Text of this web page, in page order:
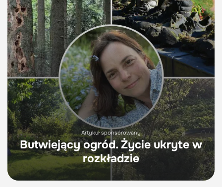
Artykuł sponsorowany
Butwiejący ogród. Życie ukryte w
rozkładzie